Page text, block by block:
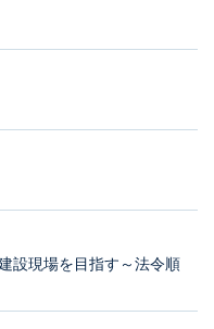
設現場を目指す～法令順